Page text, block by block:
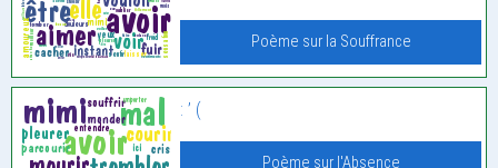
Poème sur la Souffrance
: ’ (
Poème sur l'Absence